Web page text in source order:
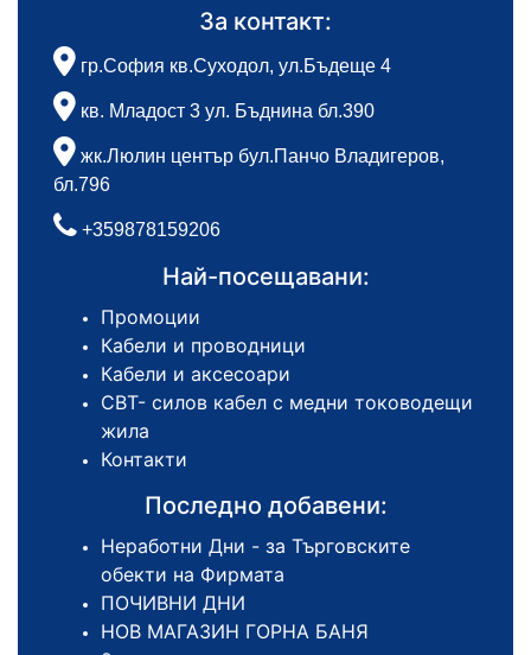
За контакт:
гр.София кв.Суходол, ул.Бъдеще 4
кв. Младост 3 ул. Бъднина бл.390
жк.Люлин център бул.Панчо Владигеров,
бл.796
+359878159206
Най-посещавани:
Промоции
Кабели и проводници
Кабели и аксесоари
СВТ- силов кабел с медни тоководещи
жила
Контакти
Последно добавени:
Неработни Дни - за Търговските
обекти на Фирмата
ПОЧИВНИ ДНИ
НОВ МАГАЗИН ГОРНА БАНЯ